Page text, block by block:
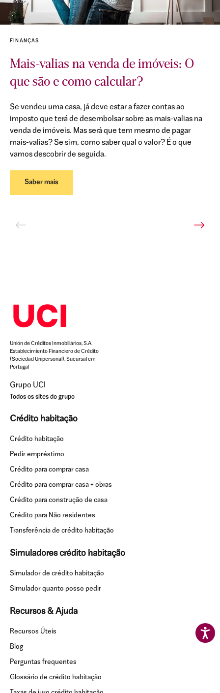
FINANÇAS
Mais-valias na venda de imóveis: O
que são e como calcular?
Se vendeu uma casa, já deve estar a fazer contas ao
imposto que terá de desembolsar sobre as mais-valias na
venda de imóveis. Mas será que tem mesmo de pagar
mais-valias? Se sim, como saber qual o valor? É o que
vamos descobrir de seguida.
Saber mais
Unión de Créditos Inmobiliários, S.A.
Establecimiento Financiero de Crédito
(Sociedad Unipersonal), Sucursal em
Portugal
Grupo UCI
Todos os sites do grupo
Crédito habitação
Crédito habitação
Pedir empréstimo
Crédito para comprar casa
Crédito para comprar casa + obras
Crédito para construção de casa
Crédito para Não residentes
Transferência de crédito habitação
Simuladores crédito habitação
Simulador de crédito habitação
Simulador quanto posso pedir
Recursos & Ajuda
Recursos Úteis
Blog
Perguntas frequentes
Glossário de crédito habitação